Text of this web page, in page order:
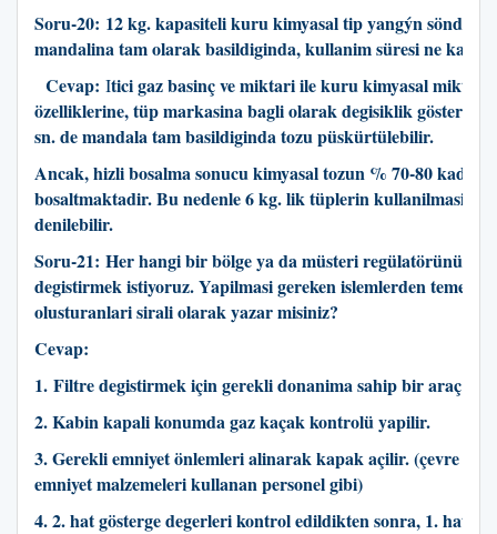
Soru-20: 12 kg. kapasiteli kuru kimyasal tip yangýn
mandalina tam olarak basildiginda, kullanim süresi ne
Cevap: Itici gaz basinç ve miktari ile kuru kimyasal miktari
özelliklerine, tüp markasina bagli olarak degisiklik gösterse
sn. de mandala tam basildiginda tozu püskürtülebilir.
Ancak, hizli bosalma sonucu kimyasal tozun % 70-80
bosaltmaktadir. Bu nedenle 6 kg. lik tüplerin kullanilmasi
denilebilir.
Soru-21: Her hangi bir bölge ya da müsteri regülatörünün
degistirmek istiyoruz. Yapilmasi gereken islemlerden temel
olusturanlari sirali olarak yazar misiniz?
Cevap:
1. Filtre degistirmek için gerekli donanima sahip bir araç
2. Kabin kapali konumda gaz kaçak kontrolü yapilir.
3. Gerekli emniyet önlemleri alinarak kapak açilir. (çevre
emniyet malzemeleri kullanan personel gibi)
4. 2. hat gösterge degerleri kontrol edildikten sonra, 1. hat